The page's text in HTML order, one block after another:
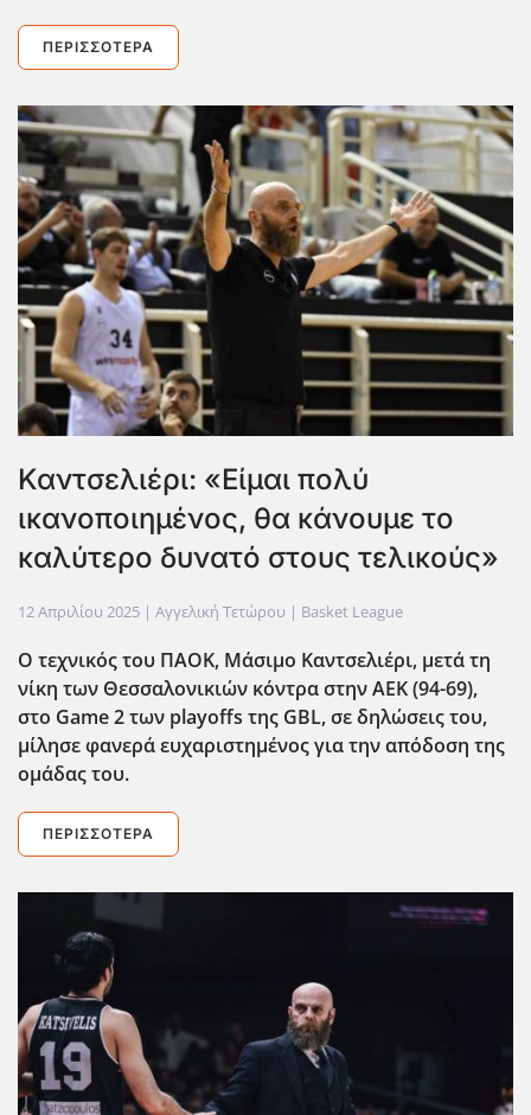
ΠΕΡΙΣΣΌΤΕΡΑ
Καντσελιέρι: «Είμαι πολύ
ικανοποιημένος, θα κάνουμε το
καλύτερο δυνατό στους τελικούς»
12 Απριλίου 2025 | Αγγελική Τετώρου | Basket League
O τεχνικός του ΠΑΟΚ, Μάσιμο Καντσελιέρι, μετά τη
νίκη των Θεσσαλονικιών κόντρα στην ΑΕΚ (94-69),
στο Game 2 των playoffs της GBL, σε δηλώσεις του,
μίλησε φανερά ευχαριστημένος για την απόδοση της
ομάδας του.
ΠΕΡΙΣΣΌΤΕΡΑ